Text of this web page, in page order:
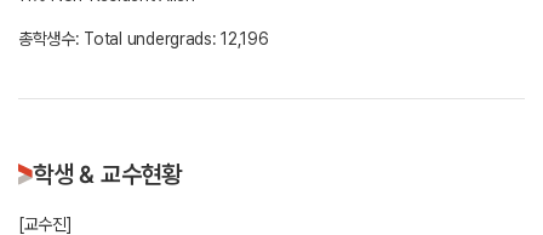
총학생수: Total undergrads: 12,196
학생 & 교수현황
[교수진]